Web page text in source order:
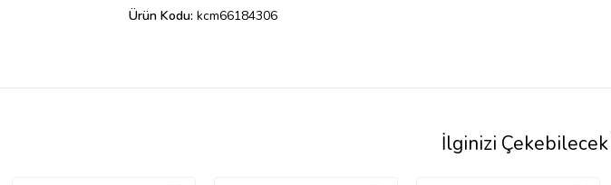
Ürün Kodu: kcm66184306
İlginizi